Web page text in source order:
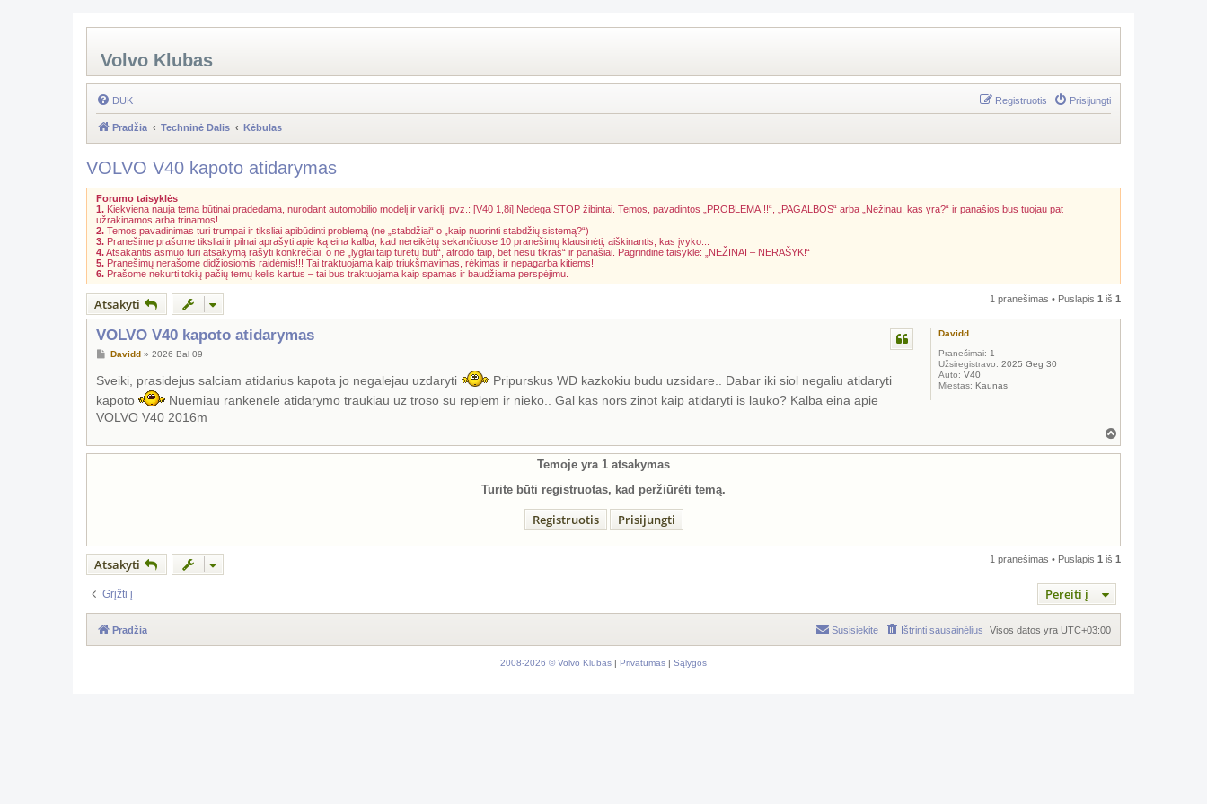
Volvo Klubas
DUK Prisijungti
Registruotis
Pradžia Techninė Dalis Kėbulas
VOLVO V40 kapoto atidarymas
Forumo taisyklės
1. Kiekviena nauja tema būtinai pradedama, nurodant automobilio modelį ir variklį, pvz.: [V40 1,8i] Nedega STOP žibintai. Temos, pavadintos „PROBLEMA!!!“, „PAGALBOS“ arba „Nežinau, kas yra?“ ir panašios bus tuojau pat
užrakinamos arba trinamos!
2. Temos pavadinimas turi trumpai ir tiksliai apibūdinti problemą (ne „stabdžiai“ o „kaip nuorinti stabdžių sistemą?“)
3. Pranešime prašome tiksliai ir pilnai aprašyti apie ką eina kalba, kad nereikėtų sekančiuose 10 pranešimų klausinėti, aiškinantis, kas įvyko...
4.Atsakantis asmuo turi atsakymą rašyti konkrečiai, o ne „lygtai taip turėtų būti“, atrodo taip, bet nesu tikras“ ir panašiai. Pagrindinė taisyklė: „NEŽINAI – NERAŠYK!“
5. Pranešimų nerašome didžiosiomis raidėmis!!! Tai traktuojama kaip triukšmavimas, rėkimas ir nepagarba kitiems!
6. Prašome nekurti tokių pačių temų kelis kartus – tai bus traktuojama kaip spamas ir baudžiama perspėjimu.
Atsakyti 1 pranešimas • Puslapis 1 iš 1
Davidd
Pranešimai: 1
Užsiregistravo: 2025 Geg 30
Auto: V40
Miestas: Kaunas
VOLVO V40 kapoto atidarymas
S
n
a
r
Davidd» 2026 Bal 09
Sveiki, prasidejus salciam atidarius kapota jo negalejau uzdaryti
Pripurskus WD kazkokiu budu uzsidare.. Dabar iki siol negaliu atidaryti
kapoto
Nuemiau rankenele atidarymo traukiau uz troso su replem ir nieko.. Gal kas nors zinot kaip atidaryti is lauko? Kalba eina apie
VOLVO V40 2016m
v
i
Temoje yra 1 atsakymas
Turite būti registruotas, kad peržiūrėti temą.
Registruotis Prisijungti
Atsakyti 1 pranešimas • Puslapis 1 iš 1
Grįžti į Pereiti į
Pradžia Visos datos yra UTC+03:00
Ištrinti sausainėlius
Susisiekite
2008-2026 © Volvo Klubas | Privatumas | Sąlygos